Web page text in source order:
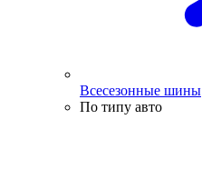
Всесезонные шины
По типу авто